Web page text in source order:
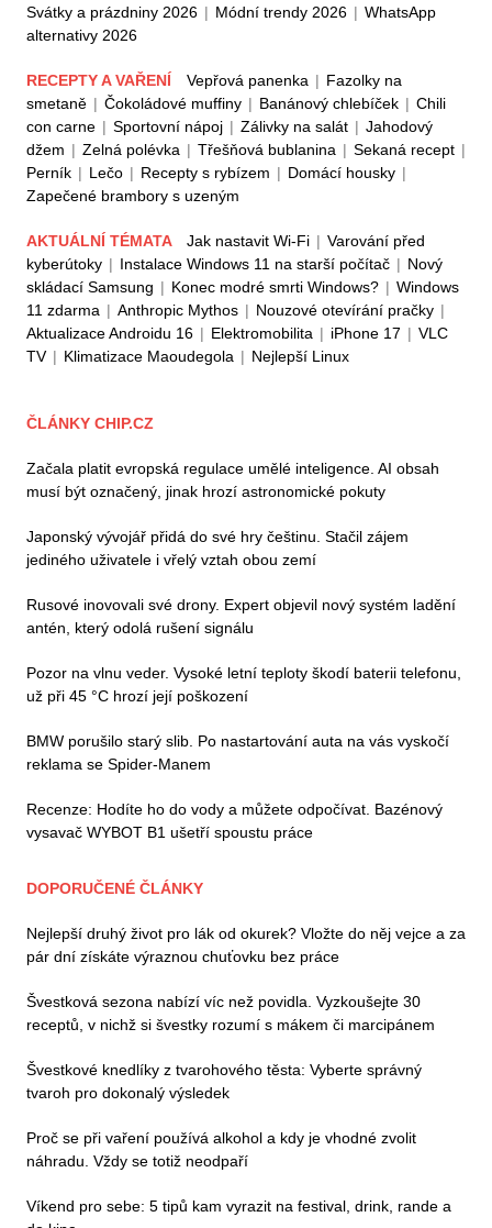
Svátky a prázdniny 2026 | Módní trendy 2026 | WhatsApp
alternativy 2026
RECEPTY A VAŘENÍ Vepřová panenka | Fazolky na
smetaně | Čokoládové muffiny | Banánový chlebíček | Chili
con carne | Sportovní nápoj | Zálivky na salát | Jahodový
džem | Zelná polévka | Třešňová bublanina | Sekaná recept |
Perník | Lečo | Recepty s rybízem | Domácí housky |
Zapečené brambory s uzeným
AKTUÁLNÍ TÉMATA Jak nastavit Wi-Fi | Varování před
kyberútoky | Instalace Windows 11 na starší počítač | Nový
skládací Samsung | Konec modré smrti Windows? | Windows
11 zdarma | Anthropic Mythos | Nouzové otevírání pračky |
Aktualizace Androidu 16 | Elektromobilita | iPhone 17 | VLC
TV | Klimatizace Maoudegola | Nejlepší Linux
ČLÁNKY CHIP.CZ
Začala platit evropská regulace umělé inteligence. AI obsah
musí být označený, jinak hrozí astronomické pokuty
Japonský vývojář přidá do své hry češtinu. Stačil zájem
jediného uživatele i vřelý vztah obou zemí
Rusové inovovali své drony. Expert objevil nový systém ladění
antén, který odolá rušení signálu
Pozor na vlnu veder. Vysoké letní teploty škodí baterii telefonu,
už při 45 °C hrozí její poškození
BMW porušilo starý slib. Po nastartování auta na vás vyskočí
reklama se Spider-Manem
Recenze: Hodíte ho do vody a můžete odpočívat. Bazénový
vysavač WYBOT B1 ušetří spoustu práce
DOPORUČENÉ ČLÁNKY
Nejlepší druhý život pro lák od okurek? Vložte do něj vejce a za
pár dní získáte výraznou chuťovku bez práce
Švestková sezona nabízí víc než povidla. Vyzkoušejte 30
receptů, v nichž si švestky rozumí s mákem či marcipánem
Švestkové knedlíky z tvarohového těsta: Vyberte správný
tvaroh pro dokonalý výsledek
Proč se při vaření používá alkohol a kdy je vhodné zvolit
náhradu. Vždy se totiž neodpaří
Víkend pro sebe: 5 tipů kam vyrazit na festival, drink, rande a